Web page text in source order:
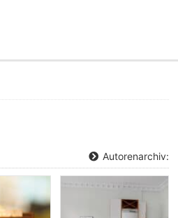
Autorenarchiv: